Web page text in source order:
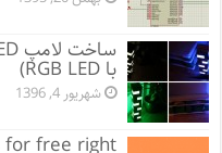
با RGB LED)
شهریور 4, 1396
for free right